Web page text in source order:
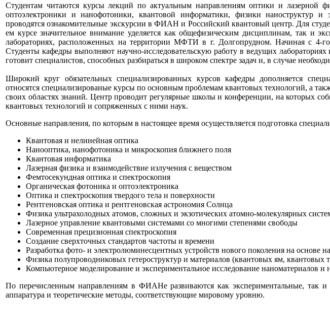
Студентам читаются курсы лекций по актуальным направлениям оптики и лазерной
оптоэлектроники инанофотоники, квантовой информатики, физикинаноструктур и
проводятся ознакомительные экскурсии в ФИАН и Российский квантовый центр. Для
ем курсе значительное внимание уделяется как общефизическим дисциплинам, так и
лабораториях, расположенных на территории МФТИ в г. Долгопрудном. Начиная с 4-
Студенты кафедры выполняют научно-исследовательскую работу в ведущих
готовит специалистов, способных разбираться в широком спектре задач и, в случае
Широкий круг обязательных специализированных курсов кафедры дополняется
относятся специализированые курсы по основным проблемам квантовых технологий, а
своих областях знаний. Центр проводит регулярные школы и конференции, на которых
квантовых технологий и сопряженных с ними наук.
Основные направления, по которым в настоящее время осуществляется подготовка
Квантовая и нелинейная оптика
Нанооптика, нанофотоника и микроскопия ближнего поля
Квантовая информатика
Лазерная физика и взаимодействие излучения с веществом
Фемтосекундная оптика и спектроскопия
Органическая фотоника и оптоэлектроника
Оптика и спектроскопия твердого тела и поверхности
Рентгеновская оптика и рентгеновская астрономия Солнца
Физика ультрахолодных атомов, сложных и экзотических атомно-молекулярных
Лазерное управление квантовыми системами со многими степенями свободы
Современная прецизионная спектроскопия
Создание сверхточных стандартов частоты и времени
Разработка фото- и электролюминесцентных устройств нового поколения на основе
Физика полупроводниковых гетероструктур и материалов (квантовых ям, квантовых
Компьютерное моделирование и экспериментальное исследование наноматериалов и
По перечисленным направлениям в ФИАНе развиваются как экспериментальные, так и
аппаратура и теоретические методы, соответствующие мировому уровню.